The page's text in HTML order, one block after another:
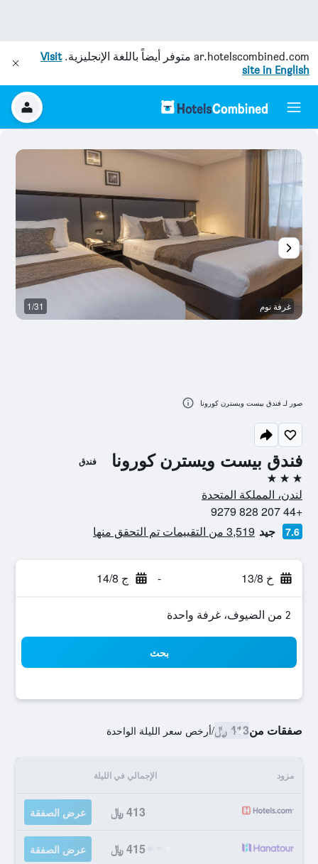
ar.hotelscombined.com متوفر أيضاً باللغة الإنجليزية.Visit
site in English
فندق بيست ويسترن كورونا فندق
3 نجوم
لندن، المملكة المتحدة
+44 207 828 9279
7.6 جيد 3,519 من التقييمات تم التحقق منها
خ 13/8 - ج 14/8
2 من الضيوف، غرفة واحدة
بحث
صفقات من413 ﷼ /أرخص سعر الليلة الواحدة
مزود الإجمالي في الليلة
413 ﷼ عرض الصفقة
415 ﷼ عرض الصفقة
غرفة نوم 1/31
صور لـ فندق بيست ويسترن كورونا